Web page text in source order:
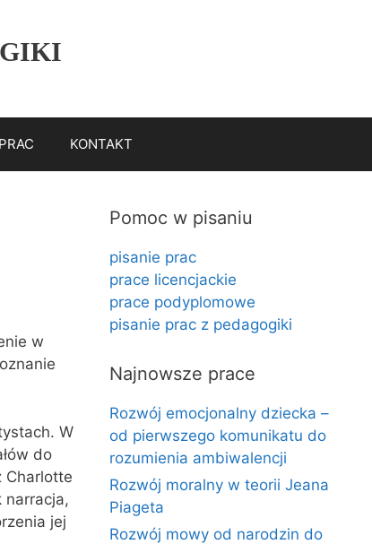
KONTAKT
w
W
do
Charlotte
narracja,
jej
Pomoc w pisaniu
pisanie prac
prace licencjackie
prace podyplomowe
pisanie prac z pedagogiki
Najnowsze prace
Rozwój emocjonalny dziecka –
od pierwszego komunikatu do
rozumienia ambiwalencji
Rozwój moralny w teorii Jeana
Piageta
Rozwój mowy od narodzin do